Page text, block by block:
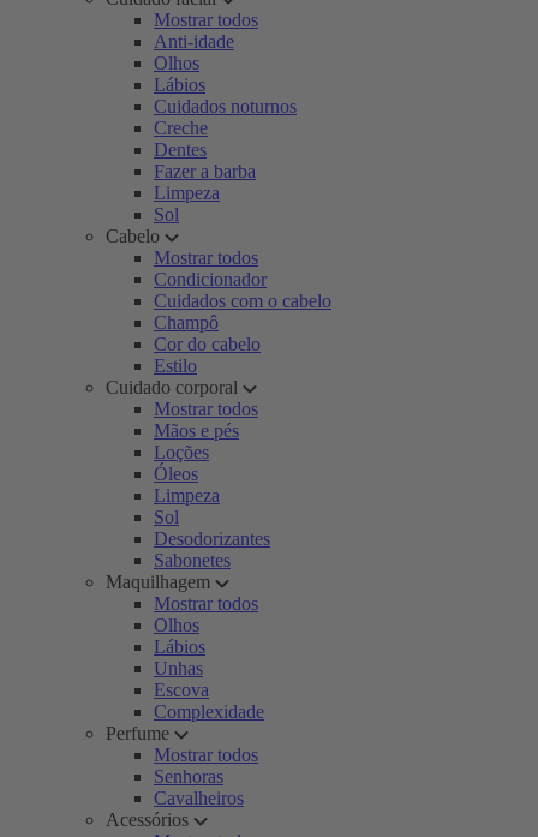
Mostrar todos
Anti-idade
Olhos
Lábios
Cuidados noturnos
Creche
Dentes
Fazer a barba
Limpeza
Sol
Cabelo
Mostrar todos
Condicionador
Cuidados com o cabelo
Champô
Cor do cabelo
Estilo
Cuidado corporal
Mostrar todos
Mãos e pés
Loções
Óleos
Limpeza
Sol
Desodorizantes
Sabonetes
Maquilhagem
Mostrar todos
Olhos
Lábios
Unhas
Escova
Complexidade
Perfume
Mostrar todos
Senhoras
Cavalheiros
Acessórios